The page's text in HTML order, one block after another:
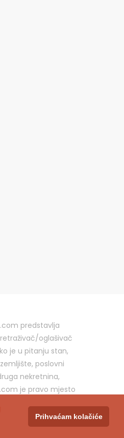
Prihvaćam kolačiće
predstavlja
oglašivač
je u pitanju stan,
poslovni
nekretnina,
je pravo mjesto